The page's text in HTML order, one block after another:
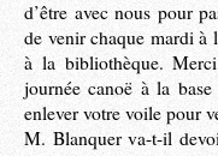
d’être avec nous pour
de venir chaque mardi à
à la bibliothèque.
journée canoë à la
enlever votre voile pour
M. Blanquer va-t-il